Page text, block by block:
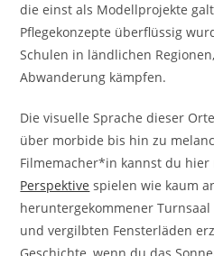
die einst als Modellprojekte
Pflegekonzepte überflüssig
Schulen in ländlichen
Abwanderung kämpfen.
Die visuelle Sprache dieser
über morbide bis hin zu
Filmemacher*in kannst du hier
Perspektive spielen wie kaum
heruntergekommener
und vergilbten Fensterläden